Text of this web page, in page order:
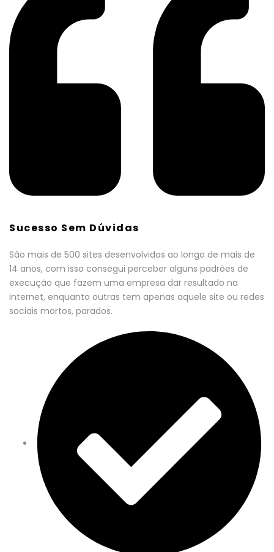
Sucesso Sem Dúvidas
São mais de 500 sites desenvolvidos ao longo de mais de
14 anos, com isso consegui perceber alguns padrões de
execução que fazem uma empresa dar resultado na
internet, enquanto outras tem apenas aquele site ou redes
sociais mortos, parados.